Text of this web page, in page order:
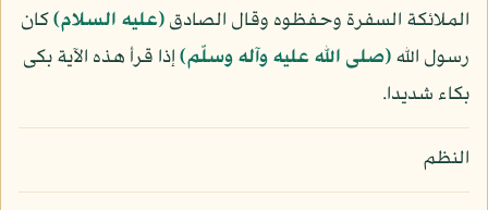
الملائكة السفرة وحفظوه وقال الصادق(عليه السلام)كان
رسول الله(صلى الله عليه وآله وسلّم)إذا قرأ هذه الآية بكى
بكاء شديدا.
النظم